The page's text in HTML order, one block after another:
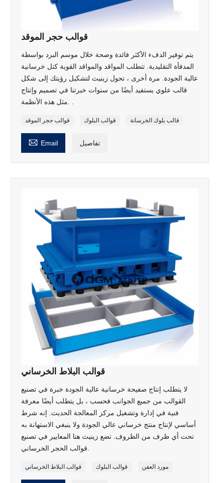
قوالب حجر الموقد
يتم توفير الدفء الأكثر فائدة وصحة خلال موسم البرد بواسطة
المدفأة التقليدية. تتطلب المواقد والمواقد القوية كتل خرسانية
عالية الجودة. مرة أخرى ، تحول زينيث لتشكيل رؤيتك إلى شكل
قالب علوي يستفيد أيضًا من سنوات خبرتنا في تصميم وإنتاج
قوالب حجر الموقد قوالب البلوك قالب بلوك الخرسانة
 Email تفاصيل
قوالب البلاط الخرساني
لا يتطلب إنتاج صفيحة خرسانية عالية الجودة خبرة في تصنيع
القوالب من جميع الجوانب فحسب ، بل يتطلب أيضًا معرفة
فنية في إدارة وتشغيل مركز المعالجة الحديث. إنه شرط
أساسي لإنتاج منتج خرساني عالي الجودة ولا ينبغي الاستهانة به
تحت أي ظرف من الظروف. تضع زينيث هنا المعايير في تصنيع
قوالب الحجر الخرساني.
قوالب البلاط الخرساني قوالب البلوك مورد العفن